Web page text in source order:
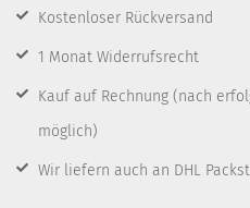
Kostenloser Rückversand
1 Monat Widerrufsrecht
Kauf auf Rechnung (nach
möglich)
Wir liefern auch an DHL